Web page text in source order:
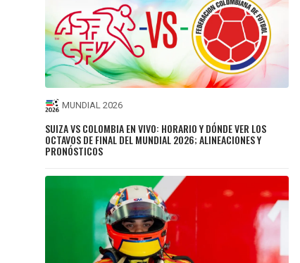
MUNDIAL 2026
SUIZA VS COLOMBIA EN VIVO: HORARIO Y DÓNDE VER LOS
OCTAVOS DE FINAL DEL MUNDIAL 2026; ALINEACIONES Y
PRONÓSTICOS